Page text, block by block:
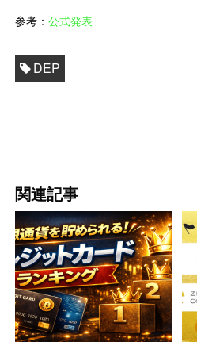
参考：公式発表
DEP
関連記事